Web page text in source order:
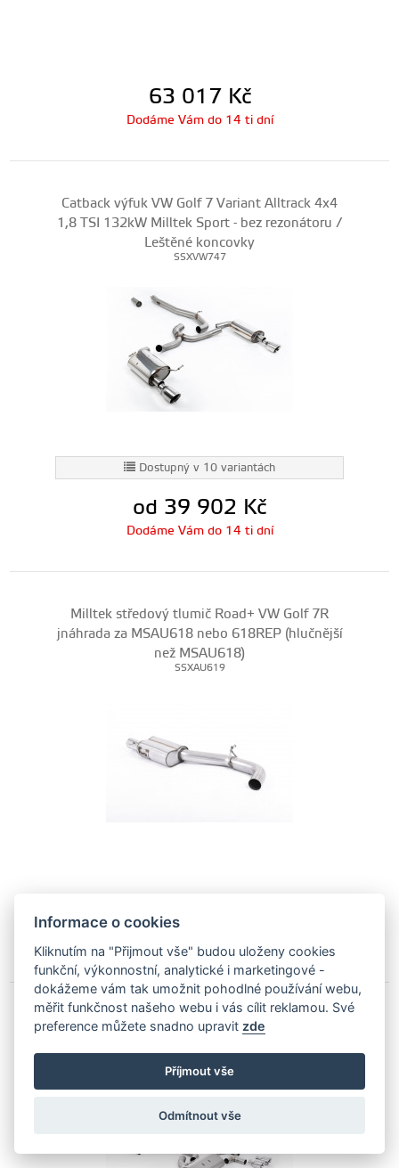
Informace o cookies
Kliknutím na "Přijmout vše" budou uloženy cookies
funkční, výkonnostní, analytické i marketingové -
dokážeme vám tak umožnit pohodlné používání webu,
měřit funkčnost našeho webu i vás cílit reklamou. Své
preference můžete snadno upravit zde
Příjmout vše
Odmítnout vše
63 017 Kč
Dodáme Vám do 14 ti dní
Catback výfuk VW Golf 7 Variant Alltrack 4x4
1,8 TSI 132kW Milltek Sport - bez rezonátoru /
Leštěné koncovky
SSXVW747
Dostupný v 10 variantách
od 39 902 Kč
Dodáme Vám do 14 ti dní
Milltek středový tlumič Road+ VW Golf 7R
jnáhrada za MSAU618 nebo 618REP (hlučnější
než MSAU618)
SSXAU619
11 894
80mm Klapkový catback výfuk VW Golf 7.5 R
Hlasitější / Leštěné kulaté koncovky
SSXVW646